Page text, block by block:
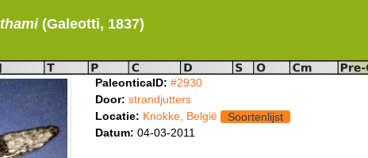
(Galeotti, 1837)
PaleonticaID: #2930
Door: strandjutters
Locatie: Knokke, België
Soortenlijst
Datum: 04-03-2011